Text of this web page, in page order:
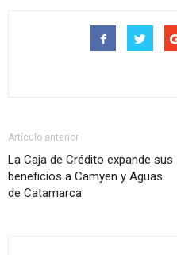
Artículo anterior
La Caja de Crédito expande sus
beneficios a Camyen y Aguas
de Catamarca